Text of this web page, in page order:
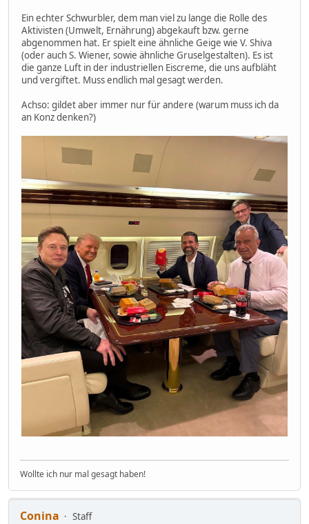
Ein echter Schwurbler, dem man viel zu lange die Rolle des
Aktivisten (Umwelt, Ernährung) abgekauft bzw. gerne
abgenommen hat. Er spielt eine ähnliche Geige wie V. Shiva
(oder auch S. Wiener, sowie ähnliche Gruselgestalten). Es ist
die ganze Luft in der industriellen Eiscreme, die uns aufbläht
und vergiftet. Muss endlich mal gesagt werden.
Achso: gildet aber immer nur für andere (warum muss ich da
an Konz denken?)
Wollte ich nur mal gesagt haben!
Conina
Staff